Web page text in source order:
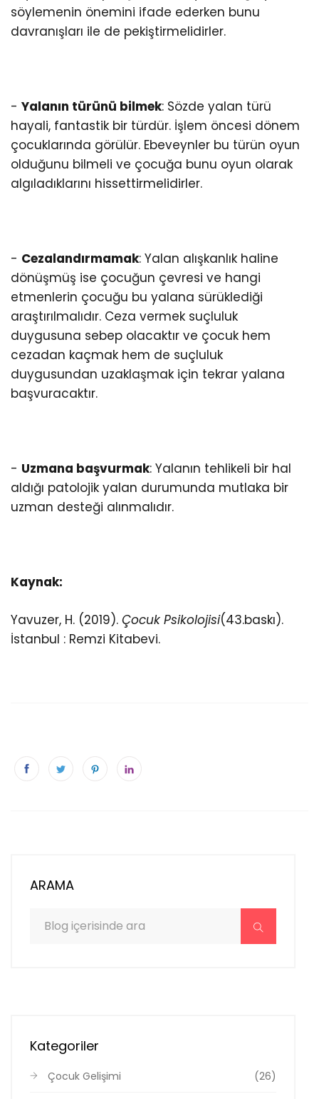
söylemenin önemini ifade ederken bunu
davranışları ile de pekiştirmelidirler.
- Yalanın türünü bilmek: Sözde yalan türü
hayali, fantastik bir türdür. İşlem öncesi dönem
çocuklarında görülür. Ebeveynler bu türün oyun
olduğunu bilmeli ve çocuğa bunu oyun olarak
algıladıklarını hissettirmelidirler.
- Cezalandırmamak: Yalan alışkanlık haline
dönüşmüş ise çocuğun çevresi ve hangi
etmenlerin çocuğu bu yalana sürüklediği
araştırılmalıdır. Ceza vermek suçluluk
duygusuna sebep olacaktır ve çocuk hem
cezadan kaçmak hem de suçluluk
duygusundan uzaklaşmak için tekrar yalana
başvuracaktır.
- Uzmana başvurmak: Yalanın tehlikeli bir hal
aldığı patolojik yalan durumunda mutlaka bir
uzman desteği alınmalıdır.
Kaynak:
Yavuzer, H. (2019). Çocuk Psikolojisi(43.baskı).
İstanbul : Remzi Kitabevi.
ARAMA
Kategoriler
Çocuk Gelişimi (26)